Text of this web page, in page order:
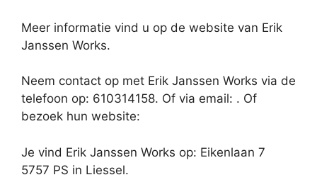
Meer informatie vind u op de website van Erik
Janssen Works.
Neem contact op met Erik Janssen Works via de
telefoon op: 610314158. Of via email: . Of
bezoek hun website:
Je vind Erik Janssen Works op: Eikenlaan 7
5757 PS in Liessel.